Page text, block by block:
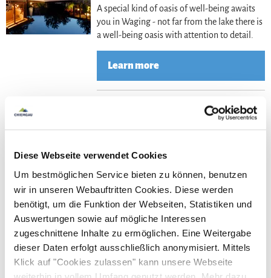
Diese Webseite verwendet Cookies
Um bestmöglichen Service bieten zu können, benutzen
wir in unseren Webauftritten Cookies. Diese werden
benötigt, um die Funktion der Webseiten, Statistiken und
Auswertungen sowie auf mögliche Interessen
zugeschnittene Inhalte zu ermöglichen. Eine Weitergabe
dieser Daten erfolgt ausschließlich anonymisiert. Mittels
Klick auf "Cookies zulassen" kann unsere Webseite
A special kind of oasis of well-being awaits
you in Waging - not far from the lake there is
a well-being oasis with attention to detail.
Learn more
Chiemgau thermal baths Bad
Bad Endorf
Immerse, enjoy, let go. In any weather. Inside
and outside.
Learn more